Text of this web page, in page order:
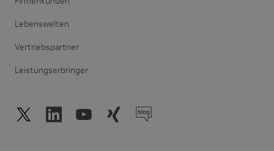
Lebenswelten
Vertriebspartner
Leistungserbringer